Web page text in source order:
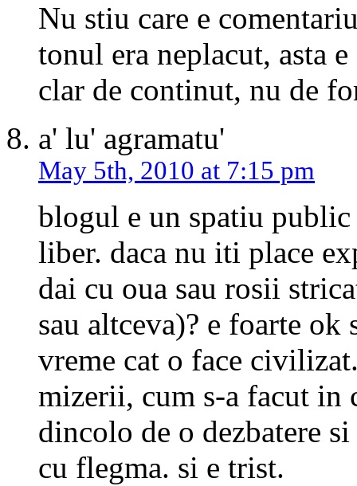
Nu stiu care e
tonul era neplacut, asta
clar de continut, nu de
a' lu' agramatu'
May 5th, 2010 at 7:15 pm
blogul e un spatiu
liber. daca nu iti place
dai cu oua sau rosii
sau altceva)? e foarte ok
vreme cat o face
mizerii, cum s-a facut in
dincolo de o dezbatere
cu flegma. si e trist.